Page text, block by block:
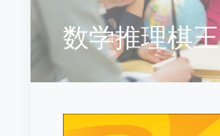
数学推理棋王